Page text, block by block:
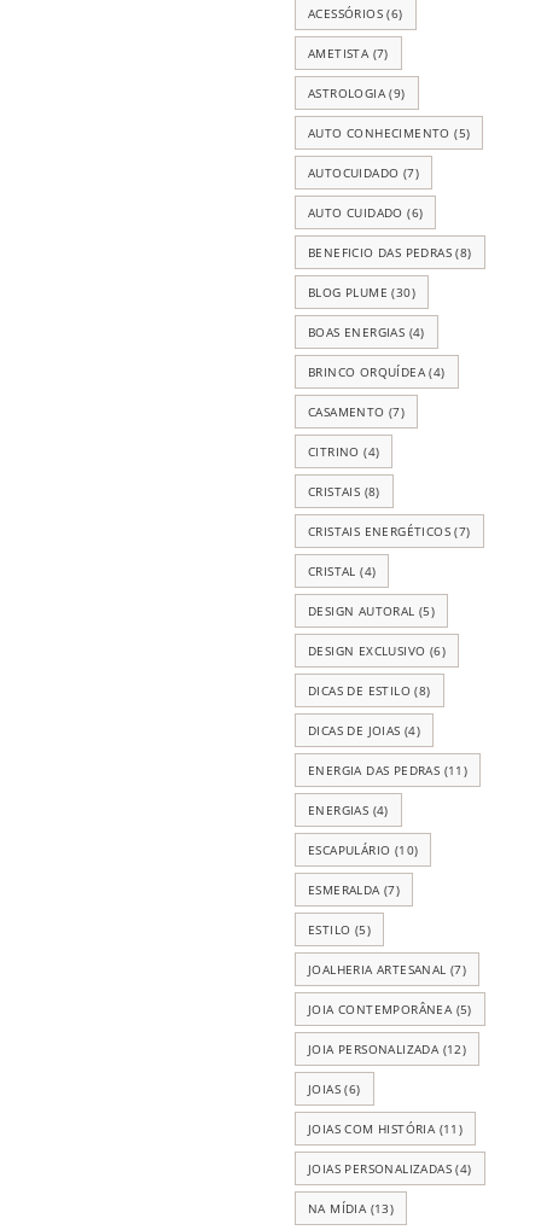
ACESSÓRIOS (6)
AMETISTA (7)
ASTROLOGIA (9)
AUTO CONHECIMENTO (5)
AUTOCUIDADO (7)
AUTO CUIDADO (6)
BENEFICIO DAS PEDRAS (8)
BLOG PLUME (30)
BOAS ENERGIAS (4)
BRINCO ORQUÍDEA (4)
CASAMENTO (7)
CITRINO (4)
CRISTAIS (8)
CRISTAIS ENERGÉTICOS (7)
CRISTAL (4)
DESIGN AUTORAL (5)
DESIGN EXCLUSIVO (6)
DICAS DE ESTILO (8)
DICAS DE JOIAS (4)
ENERGIA DAS PEDRAS (11)
ENERGIAS (4)
ESCAPULÁRIO (10)
ESMERALDA (7)
ESTILO (5)
JOALHERIA ARTESANAL (7)
JOIA CONTEMPORÂNEA (5)
JOIA PERSONALIZADA (12)
JOIAS (6)
JOIAS COM HISTÓRIA (11)
JOIAS PERSONALIZADAS (4)
NA MÍDIA (13)